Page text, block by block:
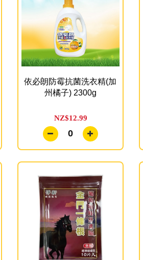
依必朗防霉抗菌洗衣精(加
州橘子) 2300g
NZ$12.99
0